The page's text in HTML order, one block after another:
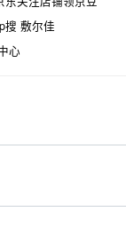
搜 敷尔佳
心